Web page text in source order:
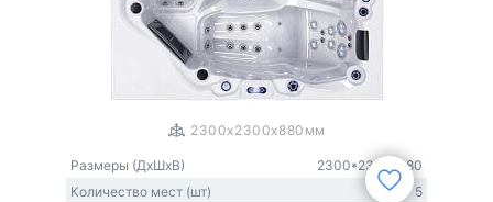
2300x2300x880мм
Размеры (ДxШxВ)
2300*2300*880
Количество мест (шт)
5